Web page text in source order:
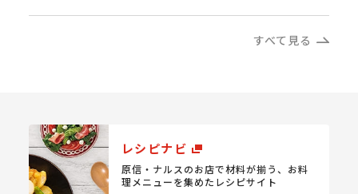
すべて見る
レシピナビ
原信・ナルスのお店で材料が揃う、 お料
理メニューを集めたレシピサイト